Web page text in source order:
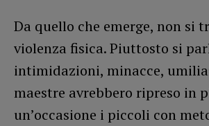
Da quello che emerge, non si
violenza fisica. Piuttosto si
intimidazioni, minacce,
maestre avrebbero ripreso in
un’occasione i piccoli con